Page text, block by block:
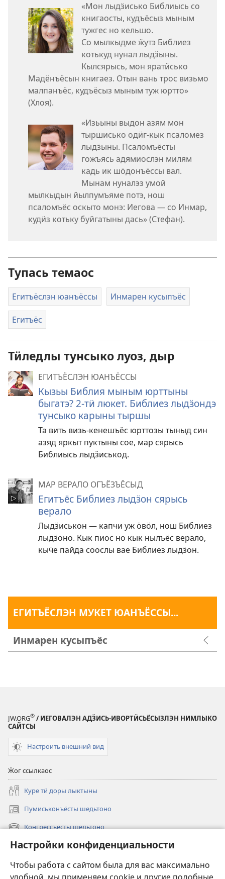
Настройки конфиденциальности
Чтобы работа с сайтом была для вас максимально
«Мон лыдӟисько Библиысь со
книгаосты, кудъёсыз мыным
тужгес но кельшо.
Со мылкыдме ӝутэ Библиез
котькуд нунал лыдӟыны.
Кылсярысь, мон яратӥсько
Мадёнъёсын книгаез. Отын вань трос визьмо
малпанъёс, кудъёсыз мыным туж юртто»
(Хлоя).
«Изьыны выдон азям мон
тыршисько одӥг-кык псаломез
лыдӟыны. Псаломъёсты
гожъясь адямиослэн милям
кадь ик шӧдонъёссы вал.
Мынам нуналэз умой
мылкыдын йылпумъяме потэ, нош
псаломъёс оскыто монэ: Иегова — со Инмар,
кудӥз котьку буйгатыны дась» (Стефан).
Тупась темаос
Егитъёслэн юанъёссы Инмарен кусыпъёс
Егитъёс
Тӥледлы тунсыко луоз, дыр
ЕГИТЪЁСЛЭН ЮАНЪЁССЫ
Кызьы Библия мыным юрттыны
быгатэ? 2-тӥ люкет. Библиез лыдӟондэ
тунсыко карыны тыршы
Та вить визь-кенешъёс юрттозы тыныд син
азяд яркыт пуктыны сое, мар сярысь
Библиысь лыдӟиськод.
МАР ВЕРАЛО ОГЪЁЗЪЁСЫД
Егитъёс Библиез лыдӟон сярысь
верало
Лыдӟиськон — капчи уж ӧвӧл, нош Библиез
лыдӟоно. Кык пиос но кык нылъёс верало,
кыӵе пайда соослы вае Библиез лыдӟон.
ЕГИТЪЁСЛЭН МУКЕТ ЮАНЪЁССЫ...
Инмарен кусыпъёс
JW.ORG® / ИЕГОВАЛЭН АДӞИСЬ-ИВОРТӤСЬЁСЫЗЛЭН НИМЛЫКО
САЙТСЫ
Настроить внешний вид
Ӝог ссылкаос
Куре тӥ доры лыктыны
Пумиськонъёсты шедьтоно
(opens
new Конгрессъёсты шедьтоно
(opens
new
window)
Вылез
Видео